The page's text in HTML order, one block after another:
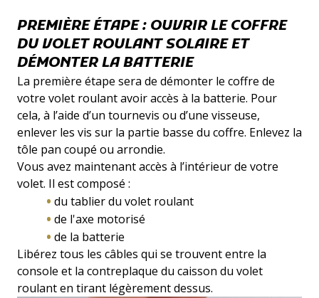
PREMIÈRE ÉTAPE : OUVRIR LE COFFRE
DU VOLET ROULANT SOLAIRE ET
DÉMONTER LA BATTERIE
La première étape sera de démonter le coffre de
votre volet roulant avoir accès à la batterie. Pour
cela, à l’aide d’un tournevis ou d’une visseuse,
enlever les vis sur la partie basse du coffre. Enlevez la
tôle pan coupé ou arrondie.
Vous avez maintenant accès à l’intérieur de votre
volet. Il est composé :
du tablier du volet roulant
de l'axe motorisé
de la batterie
Libérez tous les câbles qui se trouvent entre la
console et la contreplaque du caisson du volet
roulant en tirant légèrement dessus.